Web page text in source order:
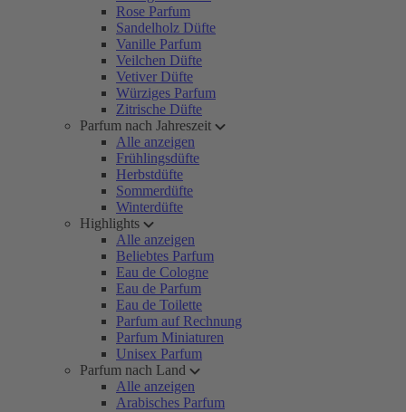
Rose Parfum
Sandelholz Düfte
Vanille Parfum
Veilchen Düfte
Vetiver Düfte
Würziges Parfum
Zitrische Düfte
Parfum nach Jahreszeit
Alle anzeigen
Frühlingsdüfte
Herbstdüfte
Sommerdüfte
Winterdüfte
Highlights
Alle anzeigen
Beliebtes Parfum
Eau de Cologne
Eau de Parfum
Eau de Toilette
Parfum auf Rechnung
Parfum Miniaturen
Unisex Parfum
Parfum nach Land
Alle anzeigen
Arabisches Parfum